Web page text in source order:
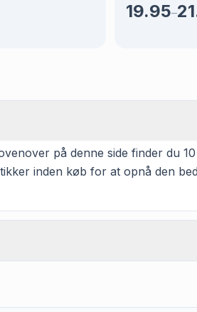
19.95–
på denne side finder du
inden køb for at opnå den